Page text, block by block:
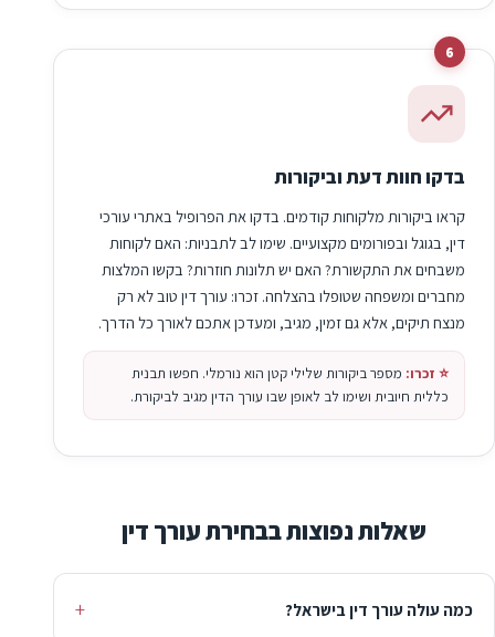
6
בדקו חוות דעת וביקורות
קראו ביקורות מלקוחות קודמים. בדקו את הפרופיל באתרי עורכי
דין, בגוגל ובפורומים מקצועיים. שימו לב לתבניות: האם לקוחות
משבחים את התקשורת? האם יש תלונות חוזרות? בקשו המלצות
מחברים ומשפחה שטופלו בהצלחה. זכרו: עורך דין טוב לא רק
מנצח תיקים, אלא גם זמין, מגיב, ומעדכן אתכם לאורך כל הדרך.
⭐ זכרו: מספר ביקורות שלילי קטן הוא נורמלי. חפשו תבנית
כללית חיובית ושימו לב לאופן שבו עורך הדין מגיב לביקורת.
שאלות נפוצות בבחירת עורך דין
כמה עולה עורך דין בישראל?